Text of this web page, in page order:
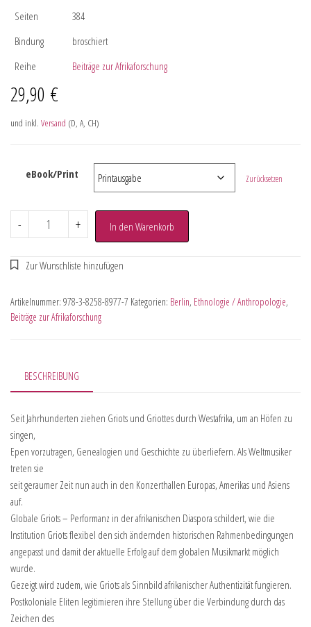
Seiten
384
Bindung
broschiert
Reihe
Beiträge zur Afrikaforschung
29,90 €
und inkl. Versand (D, A, CH)
eBook/Print Zurücksetzen
- + In den Warenkorb
Artikelnummer: 978-3-8258-8977-7 Kategorien: Berlin, Ethnologie / Anthropologie,
Beiträge zur Afrikaforschung
BESCHREIBUNG
Seit Jahrhunderten ziehen Griots und Griottes durch Westafrika, um an Höfen zu
singen,
Epen vorzutragen, Genealogien und Geschichte zu überliefern. Als Weltmusiker
treten sie
seit geraumer Zeit nun auch in den Konzerthallen Europas, Amerikas und Asiens
auf.
Globale Griots – Performanz in der afrikanischen Diaspora schildert, wie die
Institution Griots flexibel den sich ändernden historischen Rahmenbedingungen
angepasst und damit der aktuelle Erfolg auf dem globalen Musikmarkt möglich
wurde.
Gezeigt wird zudem, wie Griots als Sinnbild afrikanischer Authentizität fungieren.
Postkoloniale Eliten legitimieren ihre Stellung über die Verbindung durch das
Zeichen des